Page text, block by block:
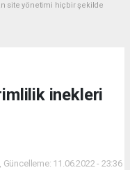
site yönetimi hiçbir şekilde
inekleri
11.06.2022 - 23:36